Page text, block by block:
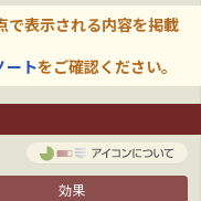
で表示される内容を掲載
ートをご確認ください。
効果